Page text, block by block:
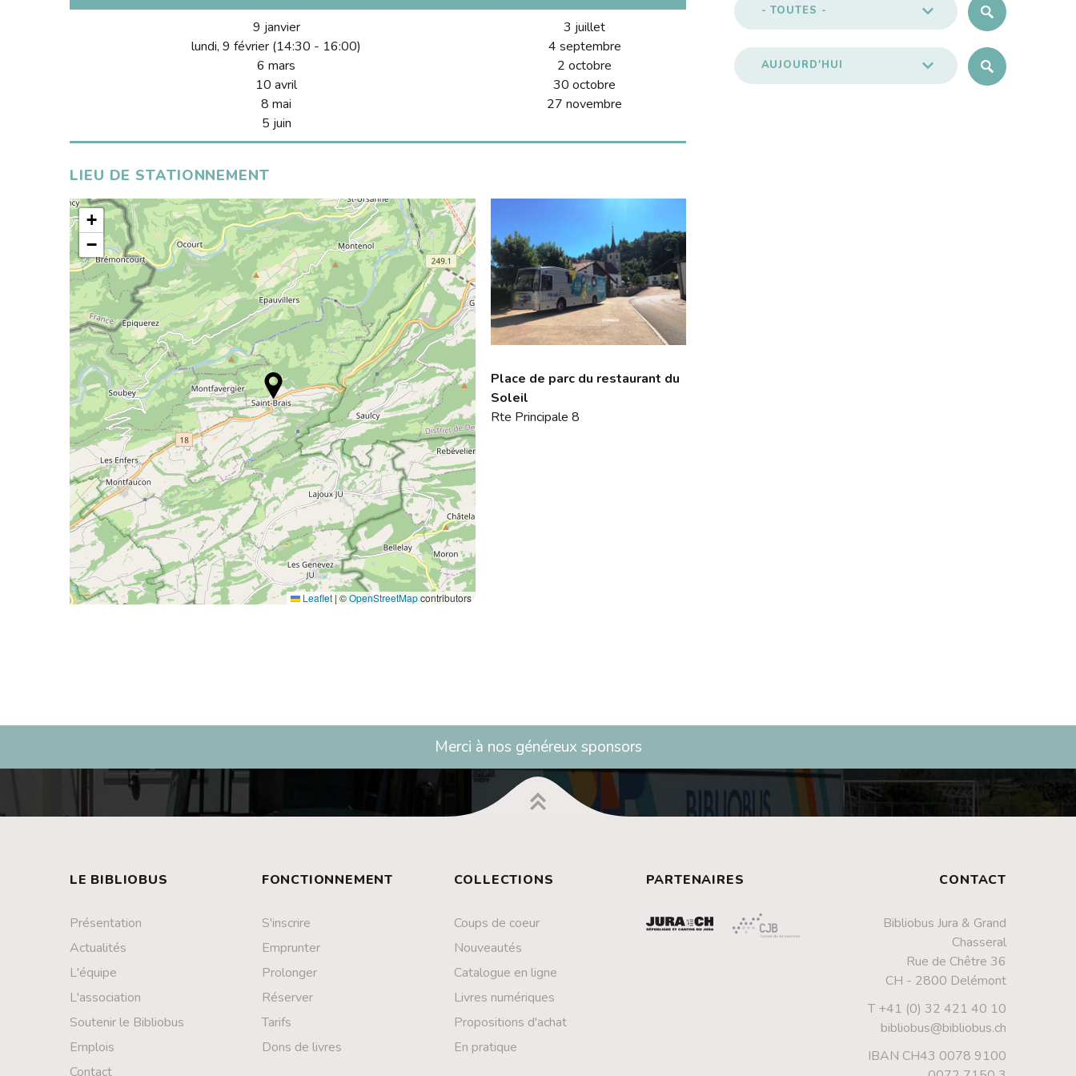
9 janvier
lundi, 9 février (14:30 - 16:00)
6 mars
10 avril
8 mai
5 juin
3 juillet
4 septembre
2 octobre
30 octobre
27 novembre
LIEU DE STATIONNEMENT
+
−
Leaflet | ©OpenStreetMapcontributors
Place de parc du restaurant du
Soleil
Rte Principale 8
- TOUTES -
AUJOURD'HUI
Merci à nos généreux sponsors
LE BIBLIOBUS
Présentation
Actualités
L'équipe
L'association
Soutenir le Bibliobus
Emplois
Contact
FONCTIONNEMENT
S'inscrire
Emprunter
Prolonger
Réserver
Tarifs
Dons de livres
COLLECTIONS
Coups de coeur
Nouveautés
Catalogue en ligne
Livres numériques
Propositions d'achat
En pratique
PARTENAIRES CONTACT
Bibliobus Jura & Grand
Chasseral
Rue de Chêtre 36
CH - 2800 Delémont
T +41 (0) 32 421 40 10
bibliobus@bibliobus.ch
IBAN CH43 0078 9100